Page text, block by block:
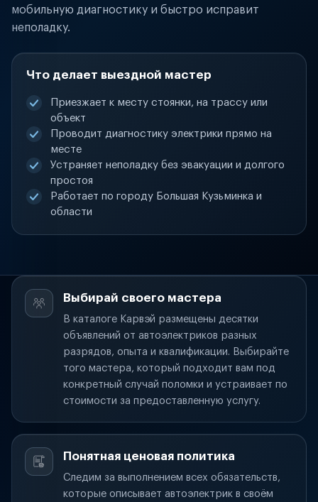
мобильную диагностику и быстро исправит
неполадку.
Что делает выездной мастер
Приезжает к месту стоянки, на трассу или
объект
Проводит диагностику электрики прямо на
месте
Устраняет неполадку без эвакуации и долгого
простоя
Работает по городу Большая Кузьминка и
области
Выбирай своего мастера
В каталоге Карвэй размещены десятки
объявлений от автоэлектриков разных
разрядов, опыта и квалификации. Выбирайте
того мастера, который подходит вам под
конкретный случай поломки и устраивает по
стоимости за предоставленную услугу.
Понятная ценовая политика
Следим за выполнением всех обязательств,
которые описывает автоэлектрик в своём